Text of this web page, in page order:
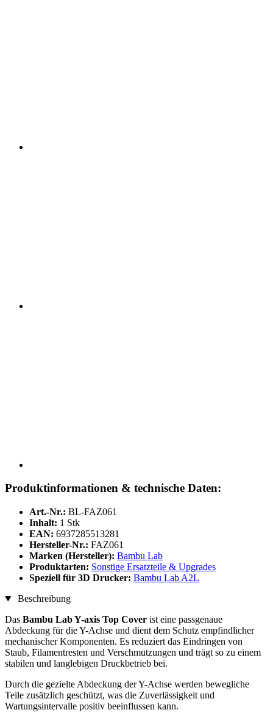
Produktinformationen & technische Daten:
Art.-Nr.: BL-FAZ061
Inhalt: 1 Stk
EAN: 6937285513281
Hersteller-Nr.: FAZ061
Marken (Hersteller): Bambu Lab
Produktarten: Sonstige Ersatzteile & Upgrades
Speziell für 3D Drucker: Bambu Lab A2L
Beschreibung
Das Bambu Lab Y-axis Top Cover ist eine passgenaue
Abdeckung für die Y-Achse und dient dem Schutz empfindlicher
mechanischer Komponenten. Es reduziert das Eindringen von
Staub, Filamentresten und Verschmutzungen und trägt so zu einem
stabilen und langlebigen Druckbetrieb bei.
Durch die gezielte Abdeckung der Y-Achse werden bewegliche
Teile zusätzlich geschützt, was die Zuverlässigkeit und
Wartungsintervalle positiv beeinflussen kann.